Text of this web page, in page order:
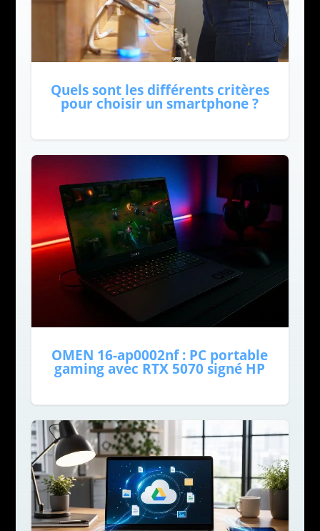
Quels sont les différents critères
pour choisir un smartphone ?
OMEN 16-ap0002nf : PC portable
gaming avec RTX 5070 signé HP